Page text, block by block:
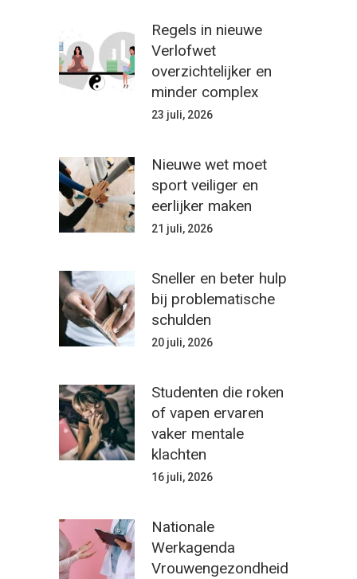
Regels in nieuwe
Verlofwet
overzichtelijker en
minder complex
23 juli, 2026
Nieuwe wet moet
sport veiliger en
eerlijker maken
21 juli, 2026
Sneller en beter hulp
bij problematische
schulden
20 juli, 2026
Studenten die roken
of vapen ervaren
vaker mentale
klachten
16 juli, 2026
Nationale
Werkagenda
Vrouwengezondheid